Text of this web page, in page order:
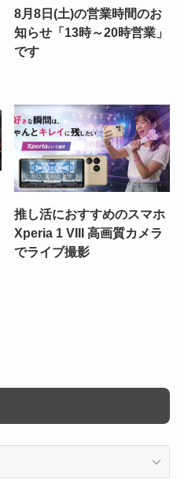
8月8日(土)の営業時間のお
知らせ「13時～20時営業」
です
推し活におすすめのスマホ
Xperia 1 VIII 高画質カメラ
でライブ撮影